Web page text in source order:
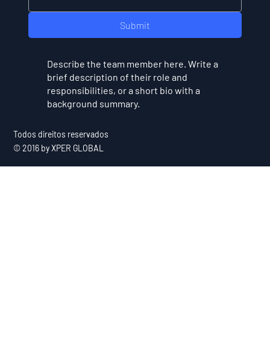
Submit
Describe the team member here. Write a
brief description of their role and
responsibilities, or a short bio with a
background summary.
Todos direitos reservados
© 2016 by XPER GLOBAL